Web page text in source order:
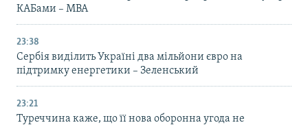
КАБами – МВА
23:38
Сербія виділить Україні два мільйони євро на
підтримку енергетики – Зеленський
23:21
Туреччина каже, що її нова оборонна угода не